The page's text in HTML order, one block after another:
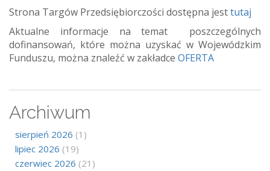
Strona Targów Przedsiębiorczości dostępna jesttutaj
Aktualne informacje na temat poszczególnych
dofinansowań, które można uzyskać w Wojewódzkim
Funduszu, można znaleźć w zakładce OFERTA
Archiwum
sierpień 2026 (1)
lipiec 2026 (19)
czerwiec 2026 (21)